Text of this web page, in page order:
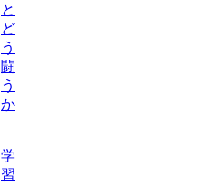
と
ど
う
闘
う
か
学
習